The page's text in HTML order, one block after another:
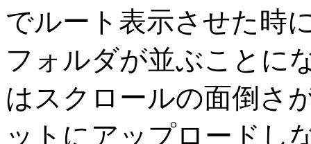
でルート表示させた時
フォルダが並ぶことに
はスクロールの面倒さ
ットにアップロードし